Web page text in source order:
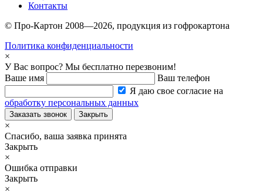
Контакты
© Про-Картон 2008—2026, продукция из гофрокартона
Политика конфиденциальности
×
У Вас вопрос? Мы бесплатно перезвоним!
Ваше имя
Ваш телефон
Я даю свое согласие на
обработку персональных данных
Заказать звонок Закрыть
×
Спасибо, ваша заявка принята
Закрыть
×
Ошибка отправки
Закрыть
×